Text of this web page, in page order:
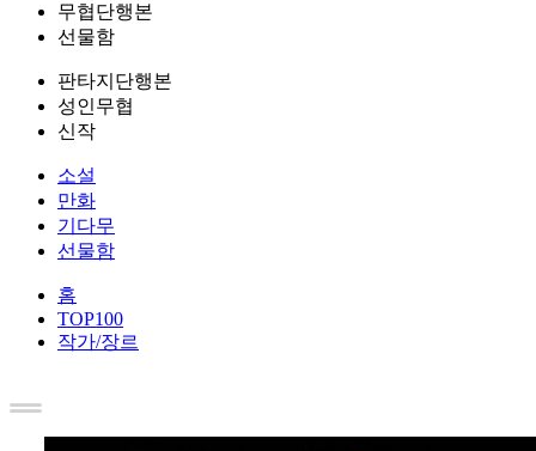
무협단행본
선물함
판타지단행본
성인무협
신작
소설
만화
기다무
선물함
홈
TOP100
작가/장르